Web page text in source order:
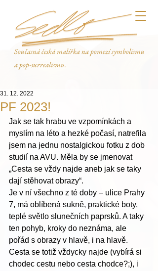
Současná česká malířka na pomezí symbolismu
a pop-surrealismu.
PF 2023!
31. 12. 2022
Jak se tak hrabu ve vzpomínkách a
myslím na léto a hezké počasí, natrefila
jsem na jednu nostalgickou fotku z dob
studií na AVU. Měla by se jmenovat
„Cesta se vždy najde aneb jak se taky
dají stěhovat obrazy“.
Je v ní všechno z té doby – ulice Prahy
7, má oblíbená sukně, praktické boty,
teplé světlo slunečních paprsků. A taky
ten pohyb, kroky do neznáma, ale
pořád s obrazy v hlavě, i na hlavě.
Cesta se totiž vždycky najde (vybírá si
chodec cestu nebo cesta chodce?;), i